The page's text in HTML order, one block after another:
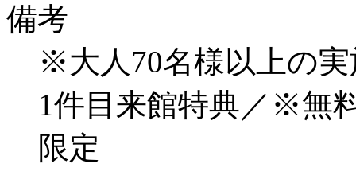
備考
※大人70名様以上の
1件目来館特典／※無
限定